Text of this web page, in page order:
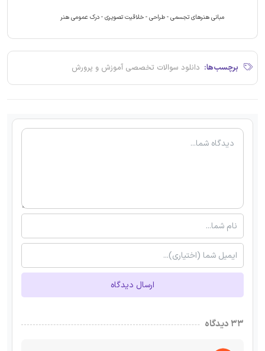
مبانی هنرهای تجسمی - طراحی - خلاقیت تصویری - درک عمومی هنر
برچسب‌ها: دانلود سوالات تخصصی آموزش و پرورش
ارسال دیدگاه
۳۳ دیدگاه